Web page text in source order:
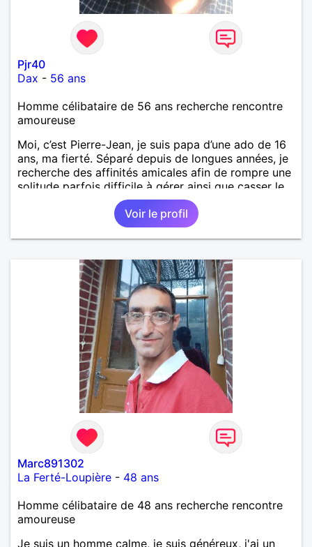
Pjr40
Dax - 56 ans
Homme célibataire de 56 ans recherche rencontre
amoureuse
Moi, c’est Pierre-Jean, je suis papa d’une ado de 16
ans, ma fierté. Séparé depuis de longues années, je
recherche des affinités amicales afin de rompre une
solitude parfois difficile à gérer ainsi que casser le
vague à l’âme. L’amitié reste extrêmement
importante à mes yeux mais peut se décliner en des
sentiments plus puissants. « Le temps fera son
œuvre » disait Arthur Schopenhauer, philosophe
autant être trop locace. Je suis bourré de qualités
avec très peu de défauts. Je suis altruiste,
bienveillant, empathique, attentionné, honnête,
respectueux, doux de caractère et compréhensif : je
laisse « glisser » beaucoup de choses. Mais ne vous
m’éprenez pas Mesdames, si une personne que
j’aime me trahit une fois, il n’y aura pas de seconde
chance et je l’effacerai à « vitam eternam ».
Néanmoins, je suis un tout petit peu maniaque ainsi
qu’impatient. J’essaye de faire des efforts. Rien de
bien dramatique ! Du moins je le pense……Je suis un
homme facile à vivre. À vous si vous le souhaitez,
d’apprendre à me connaître davantage. J’en serai
ravi….A très bientôt je l’espère.
Voir le profil
Marc891302
La Ferté-Loupière - 48 ans
Homme célibataire de 48 ans recherche rencontre
amoureuse
Je suis un homme calme, je suis généreux, j'ai un